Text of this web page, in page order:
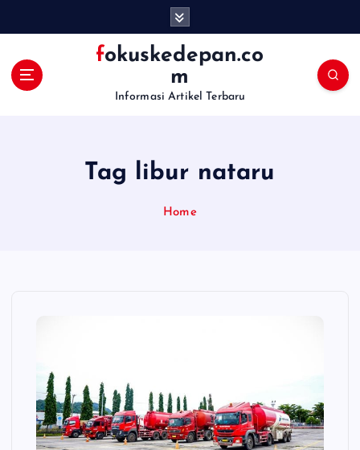
fokuskedepan.co
m
Informasi Artikel Terbaru
Tag libur nataru
Home